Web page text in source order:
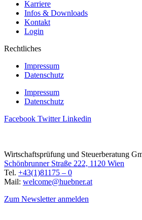
Karriere
Infos & Downloads
Kontakt
Login
Rechtliches
Impressum
Datenschutz
Impressum
Datenschutz
Facebook Twitter Linkedin
Wirtschaftsprüfung und Steuerberatung
Schönbrunner Straße 222, 1120 Wien
Tel. +43(1)81175 – 0
Mail: welcome@huebner.at
Zum Newsletter anmelden